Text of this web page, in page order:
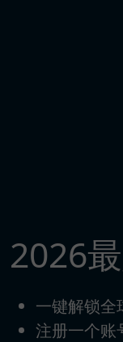
2026
一键解锁全
注册一个账